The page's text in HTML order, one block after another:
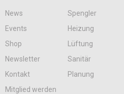
News
Spengler
Events
Heizung
Shop
Lüftung
Newsletter
Sanitär
Kontakt
Planung
Mitglied werden